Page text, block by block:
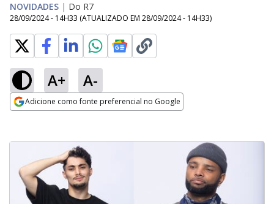
NOVIDADES | Do R7
28/09/2024 - 14H33 (ATUALIZADO EM 28/09/2024 - 14H33)
A+ A-
Adicione como fonte preferencial no Google